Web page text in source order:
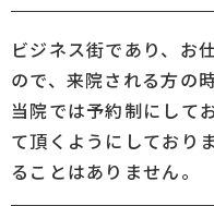
ビジネス街であり、お
ので、来院される方の
当院では予約制にして
て頂くようにしており
ることはありません。